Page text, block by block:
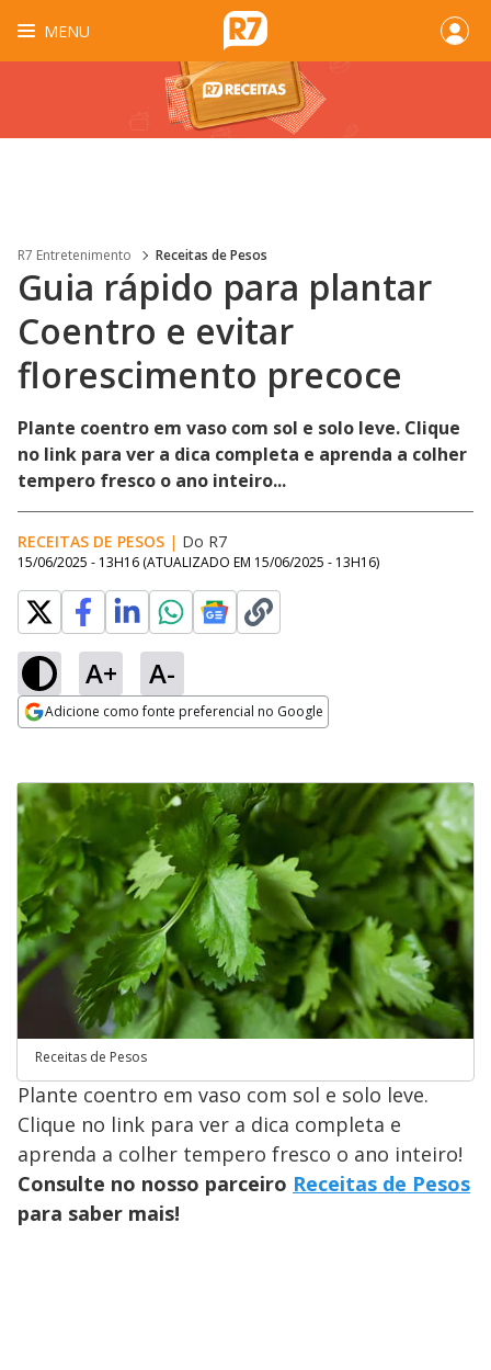
MENU
R7 Entretenimento Receitas de Pesos
Guia rápido para plantar
Coentro e evitar
florescimento precoce
Plante coentro em vaso com sol e solo leve. Clique
no link para ver a dica completa e aprenda a colher
tempero fresco o ano inteiro...
RECEITAS DE PESOS | Do R7
15/06/2025 - 13H16 (ATUALIZADO EM 15/06/2025 - 13H16)
A+ A-
Adicione como fonte preferencial no Google
Receitas de Pesos
Plante coentro em vaso com sol e solo leve.
Clique no link para ver a dica completa e
aprenda a colher tempero fresco o ano inteiro!
Consulte no nosso parceiro Receitas de Pesos
para saber mais!